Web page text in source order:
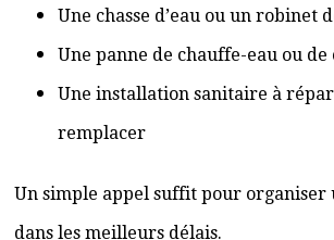
Une chasse d’eau ou un robinet
Une panne de chauffe-eau ou
Une installation sanitaire à
remplacer
Un simple appel suffit pour
dans les meilleurs délais.